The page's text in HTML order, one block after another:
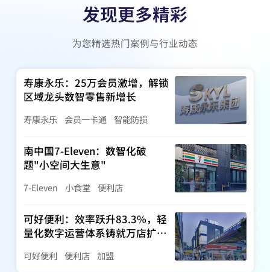
发现更多精彩
为您精选热门案例与行业动态
寿康永乐：25万会员激增，解锁
区域龙头数智零售新增长
寿康永乐 会员一卡通 智能防损
南中国7-Eleven：数智化破
题"小空间大生意"
7-Eleven 小食堂 便利店
可好便利：效率跃升83.3%，轻
量化数字运营体系铸就万店扩张
可好便利 便利店 加盟